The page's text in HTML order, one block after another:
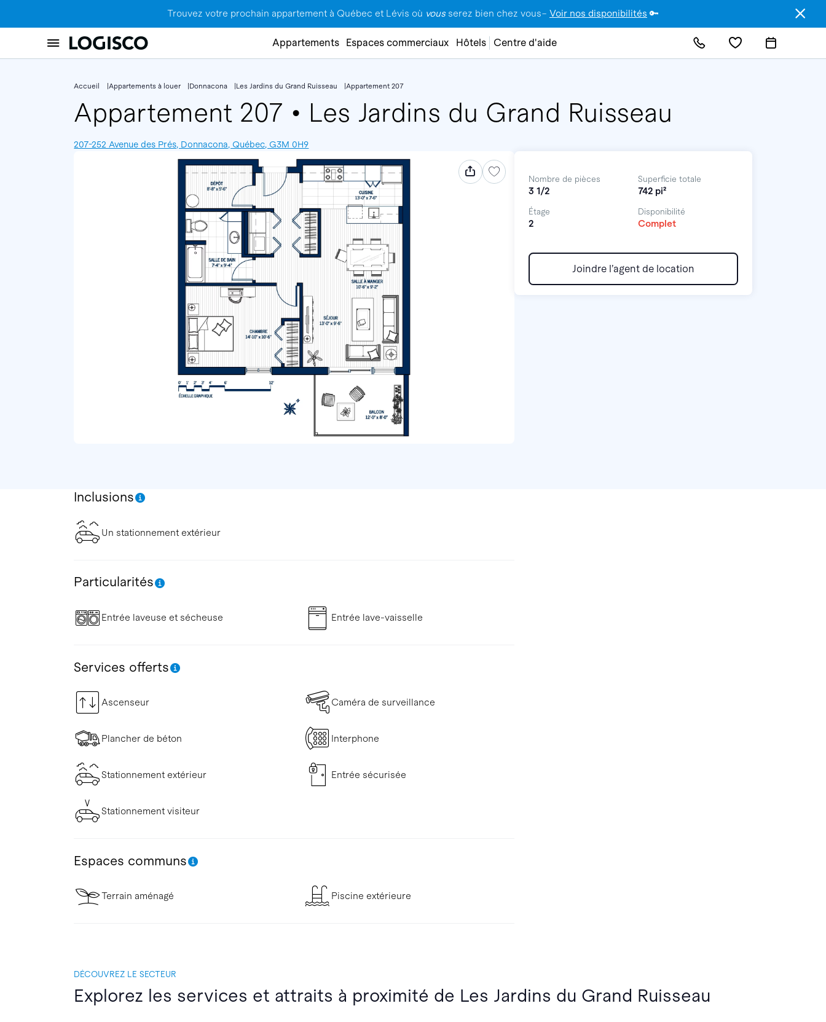
Trouvez votre prochain appartement à Québec et Lévis où vous serez bien chez vous– Voir nos disponibilités 🔑
Appartements Espaces commerciaux Hôtels Centre d'aide
Accueil Appartements à louer Donnacona Les Jardins du Grand Ruisseau Appartement 207
Appartement 207 • Les Jardins du Grand Ruisseau
207-252 Avenue des Prés, Donnacona, Québec, G3M 0H9
Inclusions
Un stationnement extérieur
Particularités
Entrée laveuse et sécheuse Entrée lave-vaisselle
Services offerts
Ascenseur Caméra de surveillance
Plancher de béton Interphone
Stationnement extérieur Entrée sécurisée
Stationnement visiteur
Espaces communs
Terrain aménagé Piscine extérieure
Nombre de pièces
3 1/2
Superficie totale
742 pi²
Étage
2
Disponibilité
Complet
Joindre l’agent de location
DÉCOUVREZ LE SECTEUR
Explorez les services et attraits à proximité de Les Jardins du Grand Ruisseau